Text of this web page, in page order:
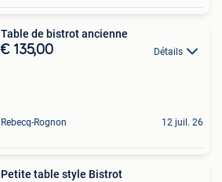
Table de bistrot ancienne
€ 135,00 Détails
Rebecq-Rognon 12 juil. 26
Petite table style Bistrot